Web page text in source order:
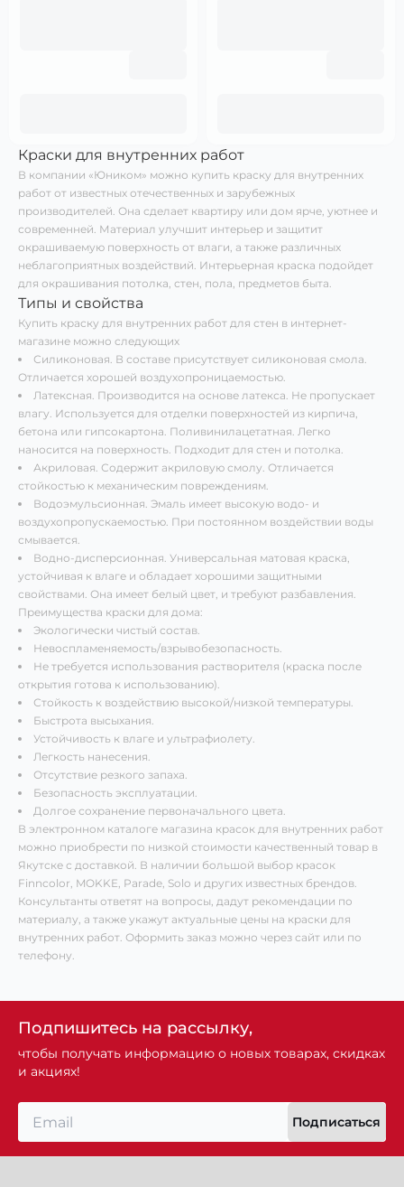
Краски для внутренних работ
В компании «Юником» можно купить краску для внутренних
работ от известных отечественных и зарубежных
производителей. Она сделает квартиру или дом ярче, уютнее и
современней. Материал улучшит интерьер и защитит
окрашиваемую поверхность от влаги, а также различных
неблагоприятных воздействий. Интерьерная краска подойдет
для окрашивания потолка, стен, пола, предметов быта.
Типы и свойства
Купить краску для внутренних работ для стен в интернет-
магазине можно следующих
Силиконовая. В составе присутствует силиконовая смола.
Отличается хорошей воздухопроницаемостью.
Латексная. Производится на основе латекса. Не пропускает
влагу. Используется для отделки поверхностей из кирпича,
бетона или гипсокартона. Поливинилацетатная. Легко
наносится на поверхность. Подходит для стен и потолка.
Акриловая. Содержит акриловую смолу. Отличается
стойкостью к механическим повреждениям.
Водоэмульсионная. Эмаль имеет высокую водо- и
воздухопропускаемостью. При постоянном воздействии воды
смывается.
Водно-дисперсионная. Универсальная матовая краска,
устойчивая к влаге и обладает хорошими защитными
свойствами. Она имеет белый цвет, и требуют разбавления.
Преимущества краски для дома:
Экологически чистый состав.
Невоспламеняемость/взрывобезопасность.
Не требуется использования растворителя (краска после
открытия готова к использованию).
Стойкость к воздействию высокой/низкой температуры.
Быстрота высыхания.
Устойчивость к влаге и ультрафиолету.
Легкость нанесения.
Отсутствие резкого запаха.
Безопасность эксплуатации.
Долгое сохранение первоначального цвета.
В электронном каталоге магазина красок для внутренних работ
можно приобрести по низкой стоимости качественный товар в
Якутске с доставкой. В наличии большой выбор красок
Finncolor, MOKKE, Parade, Solo и других известных брендов.
Консультанты ответят на вопросы, дадут рекомендации по
материалу, а также укажут актуальные цены на краски для
внутренних работ. Оформить заказ можно через сайт или по
телефону.
Подпишитесь на рассылку,
чтобы получать информацию о новых товарах, скидках
и акциях!
Подписаться